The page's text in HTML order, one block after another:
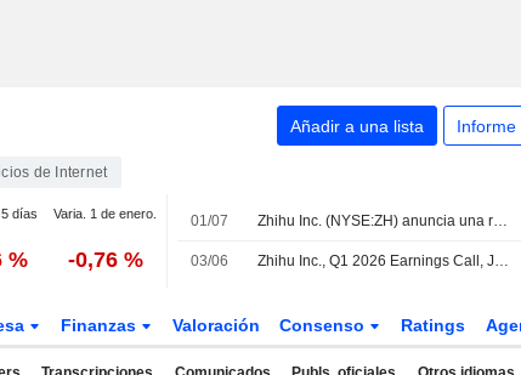
Añadir a una lista Informe
de Internet
días Varia. 1 de enero.
% -0,76 %
01/07 Zhihu Inc. (NYSE:ZH) anuncia una recompra de acciones de 25.461.758 títulos, lo que representa el 10% de su capital social emitido, bajo la autorización aprobada el 30 de junio de 2026.
03/06 Zhihu Inc., Q1 2026 Earnings Call, Jun 03, 2026
Finanzas Valoración Consenso Ratings